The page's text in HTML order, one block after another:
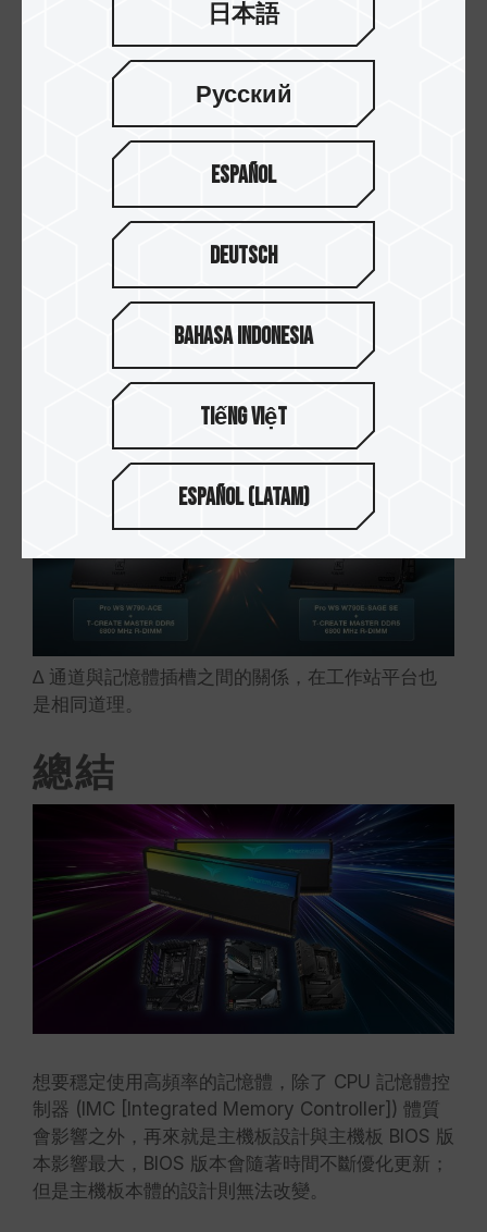
這兩個主機板都擁有八個記憶體插槽的情況下，想
要插滿八根 T-CREATE MASTER DDR5 6800 MHz
R-DIMM 記憶體，會更建議使用有著八通道架構的
Pro WS W790E-SAGE SE，因為八通道架構可以一
個通道負責一個插槽。
而 Pro WS W790-ACE 因為通道有限，形成一個通
道負責兩個插槽的狀況，所以記憶體超頻性能會比
較差一些。
因此兩款擁有8DIMM 插槽的 W790 主機板，若安
裝八根 R-DIMM 記憶體，使用有著 8-Channel
Memory Architecture（八通道架構）的 Pro WS
W790E-SAGE SE 會更容易達到更高頻率，也代表
說能穩定使用高頻率的記憶體。
∆ 通道與記憶體插槽之間的關係，在工作站平台也
是相同道理。
總結
想要穩定使用高頻率的記憶體，除了 CPU 記憶體控
制器 (IMC [Integrated Memory Controller]) 體質
會影響之外，再來就是主機板設計與主機板 BIOS 版
本影響最大，BIOS 版本會隨著時間不斷優化更新；
但是主機板本體的設計則無法改變。
日本語
Русский
Español
Deutsch
Bahasa Indonesia
Tiếng Việt
Español (Latam)